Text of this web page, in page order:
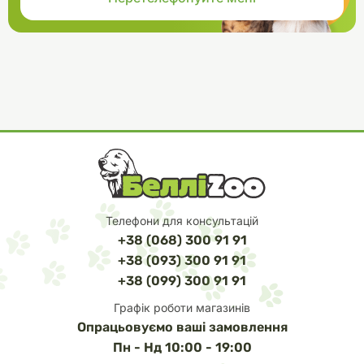
Телефони для консультацій
+38 (068) 300 91 91
+38 (093) 300 91 91
+38 (099) 300 91 91
Графік роботи магазинів
Опрацьовуємо ваші замовлення
Пн - Нд 10:00 - 19:00